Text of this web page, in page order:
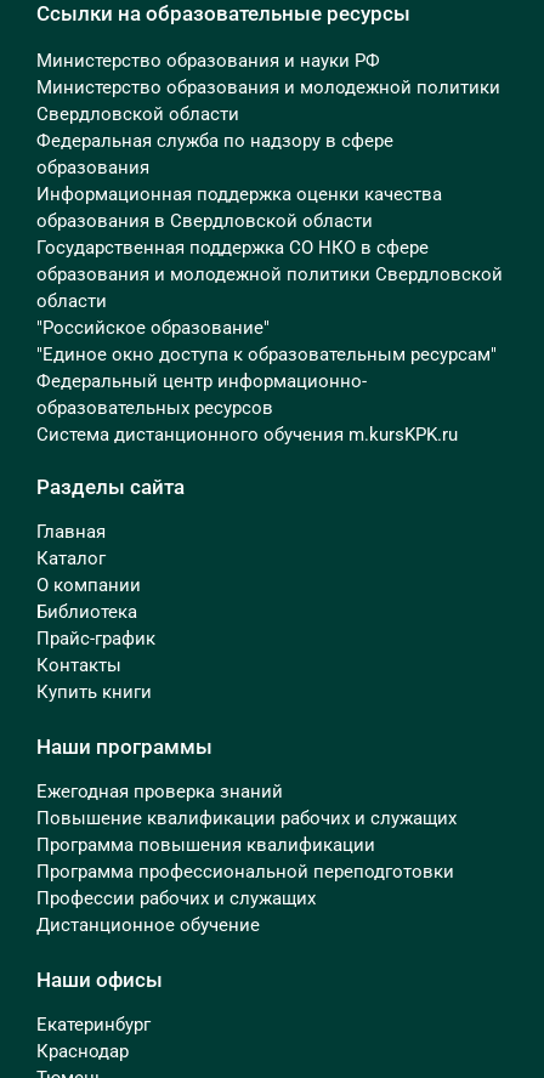
Ссылки на образовательные ресурсы
Министерство образования и науки РФ
Министерство образования и молодежной политики
Свердловской области
Федеральная служба по надзору в сфере
образования
Информационная поддержка оценки качества
образования в Свердловской области
Государственная поддержка СО НКО в сфере
образования и молодежной политики Свердловской
области
"Российское образование"
"Единое окно доступа к образовательным ресурсам"
Федеральный центр информационно-
образовательных ресурсов
Система дистанционного обучения m.kursKPK.ru
Разделы сайта
Главная
Каталог
О компании
Библиотека
Прайс-график
Контакты
Купить книги
Наши программы
Ежегодная проверка знаний
Повышение квалификации рабочих и служащих
Программа повышения квалификации
Программа профессиональной переподготовки
Профессии рабочих и служащих
Дистанционное обучение
Наши офисы
Екатеринбург
Краснодар